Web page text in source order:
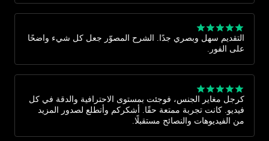
التقديم سهل وبصري جدًا. الشرح المصوّر جعل كل شيء واضحًا
على الفور.
كرجل مغاير الجنس، فوجئت بمستوى الاحترافية والدقة في كل
فيديو. كانت تجربة ممتعة حقًا. أشكركم وأتطلع لصدور المزيد
من الفيديوهات والنصائح مستقبلًا.